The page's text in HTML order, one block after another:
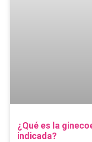
¿Qué es la
indicada?